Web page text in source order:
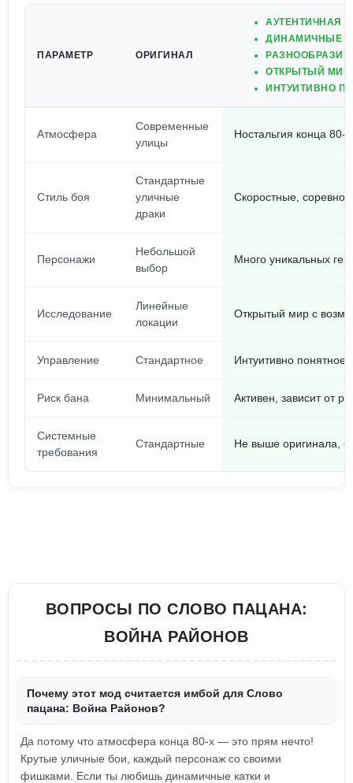
ПАРАМЕТР ОРИГИНАЛ
АУТЕНТИЧНАЯ
ДИНАМИЧНЫЕ
ОТКРЫТЫЙ МИР
ИНТУИТИВНО
Атмосфера
Современные
улицы
Ностальгия конца 80-
Стиль боя
Стандартные
уличные
драки
Скоростные,
Персонажи
Небольшой
выбор
Много уникальных
Исследование
Линейные
локации
Открытый мир с
Управление Стандартное Интуитивно
Риск бана Минимальный Активен, зависит от
Системные
требования
Стандартные Не выше оригинала,
ВОПРОСЫ ПО СЛОВО ПАЦАНА:
ВОЙНА РАЙОНОВ
Почему этот мод считается имбой для Слово
пацана: Война Районов?
Да потому что атмосфера конца 80-х — это прям нечто!
Крутые уличные бои, каждый персонаж со своими
фишками. Если ты любишь динамичные катки и